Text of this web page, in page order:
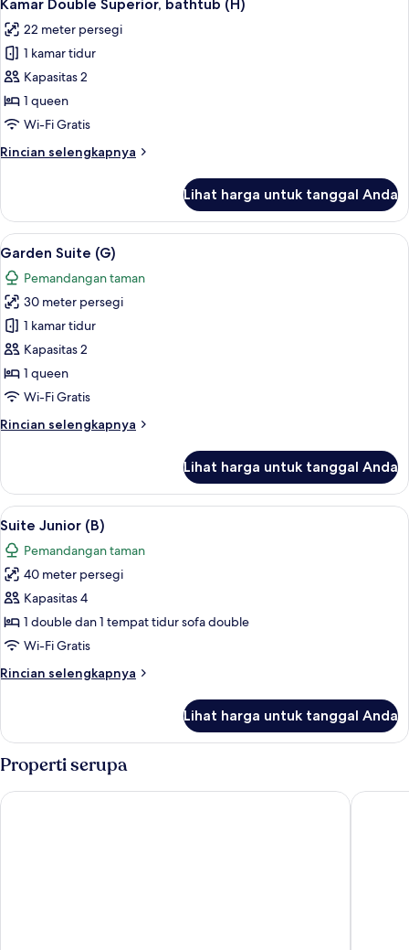
semua
foto
untuk
Kamar
Double
Superior,
(H)
Kamar Double Superior, bathtub (H)
22 meter persegi
1 kamar tidur
Kapasitas 2
1 queen
Wi-Fi Gratis
Rincian selengkapnya
Rincian
Kamar
Double
Superior,
bathtub
(H)
Lihat harga untuk tanggal Anda
Lihat
semua
foto
untuk
Garden
Suite
(G)
Garden Suite (G) | Seprai premium,
4
Garden Suite (G)
Pemandangan taman
30 meter persegi
1 kamar tidur
Kapasitas 2
1 queen
Wi-Fi Gratis
Rincian selengkapnya
Rincian
Garden
Suite
(G)
Lihat harga untuk tanggal Anda
Lihat
semua
foto
untuk
Suite
Junior
(B)
Suite Junior (B) | Seprai premium,
5
Suite Junior (B)
Pemandangan taman
40 meter persegi
Kapasitas 4
1 double dan 1 tempat tidur sofa double
Wi-Fi Gratis
Rincian selengkapnya
Rincian
Suite
Junior
(B)
Lihat harga untuk tanggal Anda
Properti serupa
Hôtel la Magnaneraie Le